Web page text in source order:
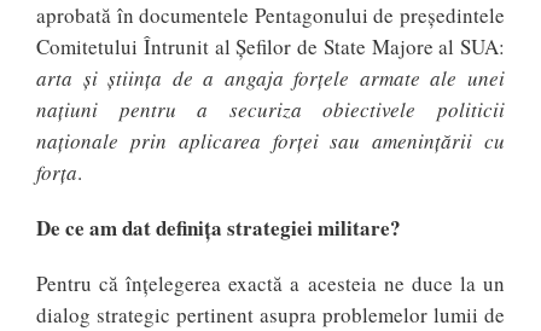
aprobată în documentele Pentagonului de președintele
Comitetului Întrunit al Șefilor de State Majore al SUA:
arta și știința de a angaja forțele armate ale unei
națiuni pentru a securiza obiectivele politicii
naționale prin aplicarea forței sau amenințării cu
forța.
De ce am dat definița strategiei militare?
Pentru că înțelegerea exactă a acesteia ne duce la un
dialog strategic pertinent asupra problemelor lumii de